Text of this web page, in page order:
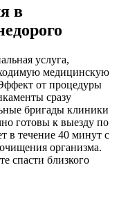
в
услуга,
медицинскую
от процедуры
сразу
бригады клиники
готовы к выезду по
в течение 40 минут с
организма.
спасти близкого